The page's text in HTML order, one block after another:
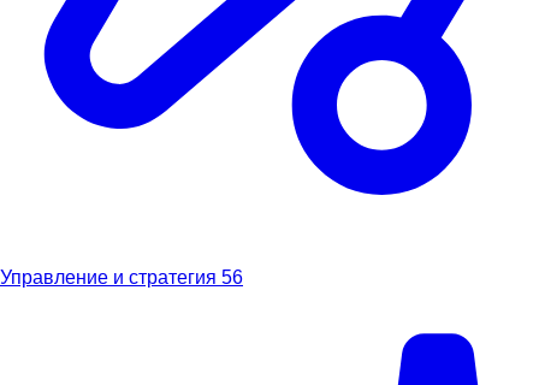
Управление и стратегия 56